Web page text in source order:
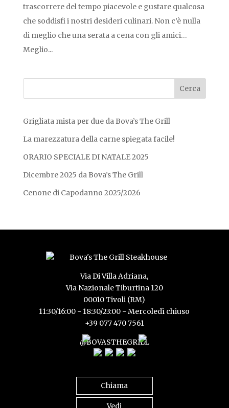
trascorrere del tempo piacevole e gustare qualcosa
che soddisfi i nostri desideri culinari. Non c’è nulla
di meglio che una serata a cena con gli amici…
Meglio...
Grigliata mista per due da Bova’s The Grill
La marezzatura della carne spiegata facile!
ORARIO SPECIALE DI NATALE 2025
Dicembre 2025 da Bova’s The Grill
Cenone di Capodanno 2025/2026
Via Di Villa Adriana,
Via Nazionale Tiburtina 120
00010 Tivoli (RM)
11:30/16:00 - 18:30/23:00 - Mercoledì chiuso
+39 077 470 7561
@BOVASTHEGRILL
Chiama
Vedi